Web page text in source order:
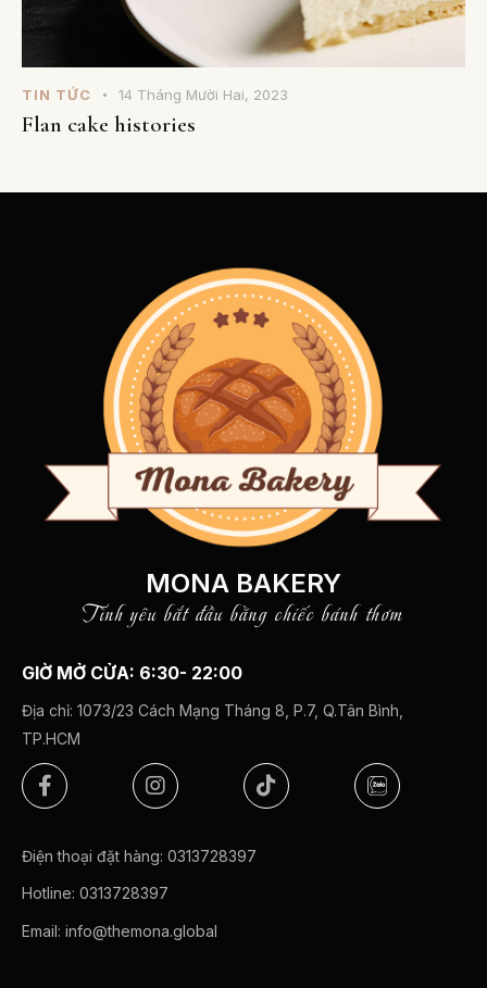
TIN TỨC 14 Tháng Mười Hai, 2023
Flan cake histories
MONA BAKERY
Tình yêu bắt đầu bằng chiếc bánh thơm
GIỜ MỞ CỬA: 6:30- 22:00
Địa chỉ: 1073/23 Cách Mạng Tháng 8, P.7, Q.Tân Bình,
TP.HCM
Điện thoại đặt hàng: 0313728397
Hotline: 0313728397
Email: info@themona.global